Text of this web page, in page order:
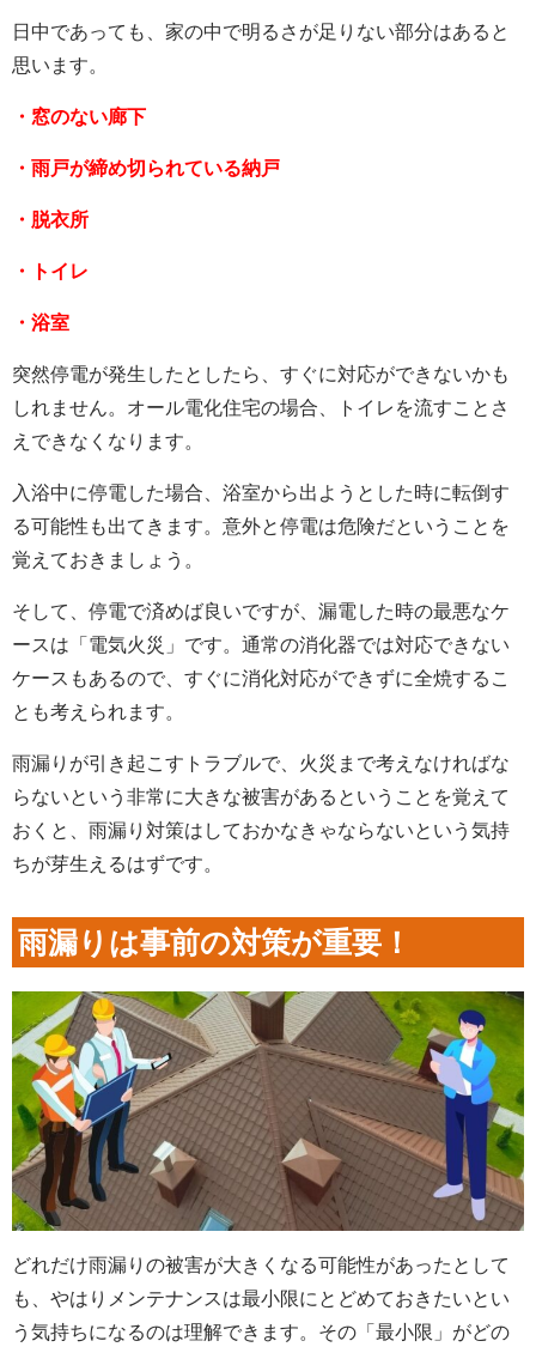
日中であっても、家の中で明るさが足りない部分はあると
思います。
・窓のない廊下
・雨戸が締め切られている納戸
・脱衣所
・トイレ
・浴室
突然停電が発生したとしたら、すぐに対応ができないかも
しれません。オール電化住宅の場合、トイレを流すことさ
えできなくなります。
入浴中に停電した場合、浴室から出ようとした時に転倒す
る可能性も出てきます。意外と停電は危険だということを
覚えておきましょう。
そして、停電で済めば良いですが、漏電した時の最悪なケ
ースは「電気火災」です。通常の消化器では対応できない
ケースもあるので、すぐに消化対応ができずに全焼するこ
とも考えられます。
雨漏りが引き起こすトラブルで、火災まで考えなければな
らないという非常に大きな被害があるということを覚えて
おくと、雨漏り対策はしておかなきゃならないという気持
ちが芽生えるはずです。
雨漏りは事前の対策が重要！
どれだけ雨漏りの被害が大きくなる可能性があったとして
も、やはりメンテナンスは最小限にとどめておきたいとい
う気持ちになるのは理解できます。その「最小限」がどの